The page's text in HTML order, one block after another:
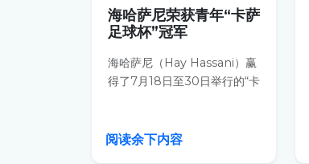
海哈萨尼荣获青年“卡萨
足球杯”冠军
海哈萨尼（Hay Hassani）赢
得了7月18日至30日举行的“卡
阅读余下内容